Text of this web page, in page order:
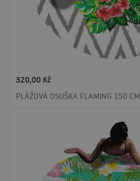
320,00 Kč
PLÁŽOVÁ OSUŠKA FLAMING 150 CM